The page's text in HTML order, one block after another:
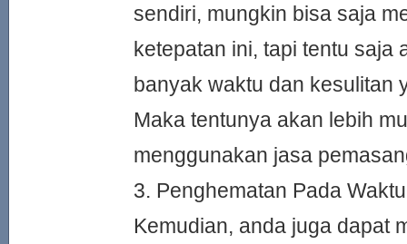
sendiri, mungkin bisa saja
ketepatan ini, tapi tentu saja
banyak waktu dan kesulitan
Maka tentunya akan lebih
menggunakan jasa
3. Penghematan Pada Waktu
Kemudian, anda juga dapat